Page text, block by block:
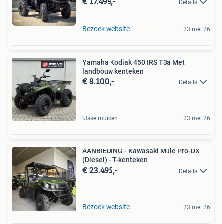
Details
Bezoek website 23 mei 26
Yamaha Kodiak 450 IRS T3a Met
landbouw kenteken
€ 8.100,- Details
IJsselmuiden 23 mei 26
AANBIEDING - Kawasaki Mule Pro-DX
(Diesel) - T-kenteken
€ 23.495,- Details
Bezoek website 23 mei 26